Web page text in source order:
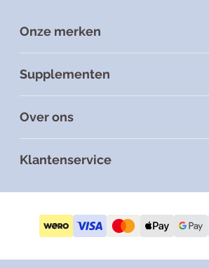
Onze merken
Supplementen
Over ons
Klantenservice